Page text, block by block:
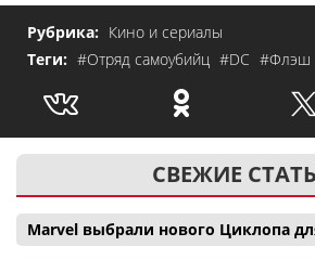
Рубрика: Кино и сериалы
Теги: #Отряд самоубийц #DC #Флэш
СВЕЖИЕ
Marvel выбрали нового Циклопа